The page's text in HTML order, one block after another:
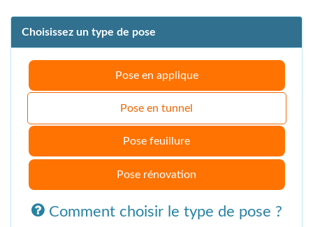
Choisissez un type de pose
Pose en applique
Pose en tunnel
Pose feuillure
Pose rénovation
Comment choisir le type de pose ?